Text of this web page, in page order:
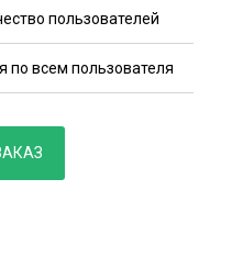
пользователей
по всем пользователя